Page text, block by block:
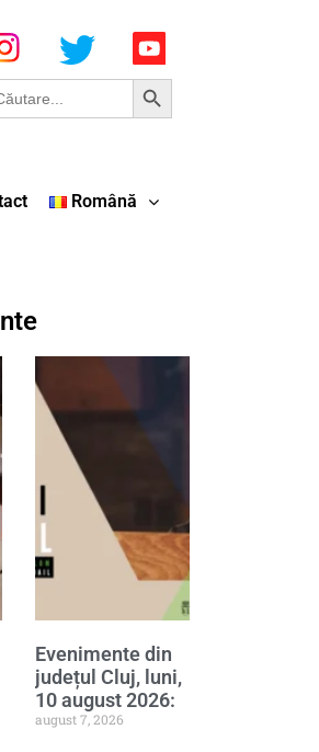
Search Button
Română
Evenimente din
județul Cluj, luni,
10 august 2026:
august 7, 2026